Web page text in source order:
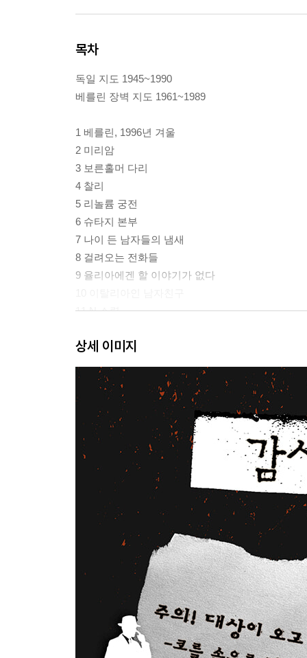
목차
독일 지도 1945~1990
베를린 장벽 지도 1961~1989
1 베를린, 1996년 겨울
2 미리암
3 보른홀머 다리
4 찰리
5 리놀륨 궁전
6 슈타지 본부
7 나이 든 남자들의 냄새
8 걸려오는 전화들
9 율리아에겐 할 이야기가 없다
11 N 소령
13 폰 슈니-
14 기분이 더 나빠져요
15 크리스티안 씨
16 사회주의적 인간
17 선 긋기
18 상패
19 클라우스
20 골름의 보크 씨
21 파울 부인
23 호엔쇤하우젠
24 본자크 씨
25 베를린, 2000년 봄
26 장벽
27 퍼즐 맞추는 사람들
28 미리암과 찰리
감사의 말
상세 이미지